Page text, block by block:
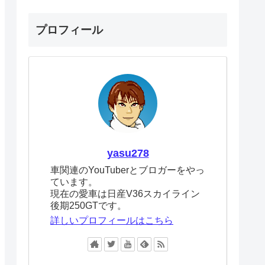
プロフィール
yasu278
車関連のYouTuberとブロガーをやっ
ています。
現在の愛車は日産V36スカイライン
後期250GTです。
詳しいプロフィールはこちら